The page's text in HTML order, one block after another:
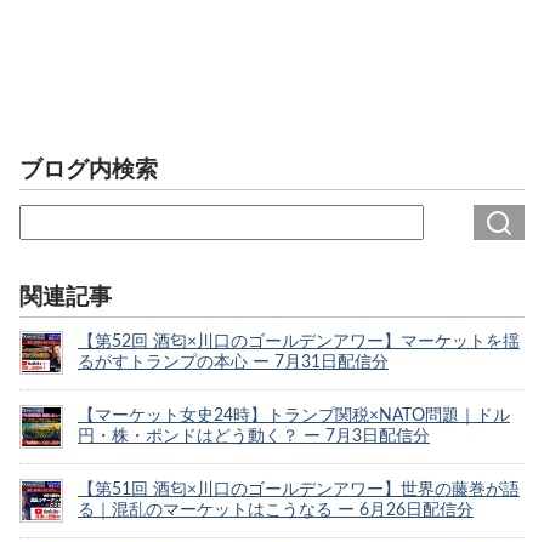
ブログ内検索
関連記事
【第52回 酒匂×川口のゴールデンアワー】マーケットを揺
るがすトランプの本心 ー 7月31日配信分
【マーケット女史24時】トランプ関税×NATO問題｜ドル
円・株・ポンドはどう動く？ ー 7月3日配信分
【第51回 酒匂×川口のゴールデンアワー】世界の藤巻が語
る｜混乱のマーケットはこうなる ー 6月26日配信分